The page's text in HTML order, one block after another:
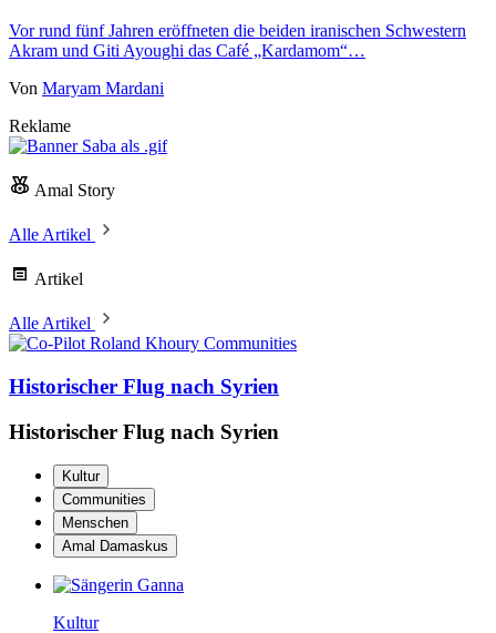
Vor rund fünf Jahren eröffneten die beiden iranischen Schwestern
Akram und Giti Ayoughi das Café „Kardamom“…
Von Maryam Mardani
Reklame
Amal Story
Alle Artikel
Artikel
Alle Artikel
Communities
Historischer Flug nach Syrien
Historischer Flug nach Syrien
Kultur
Communities
Menschen
Amal Damaskus
Kultur